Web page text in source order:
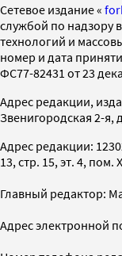
Cетевое издание «
службой по надзору
технологий и
номер и дата
ФС77-82431 от 23
Адрес редакции,
Звенигородская 2-я,
Адрес редакции:
13, стр. 15, эт. 4, пом.
Главный редактор:
Адрес электронной